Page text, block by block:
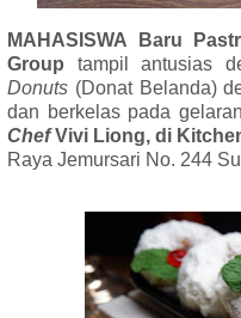
MAHASISWA Baru
Group tampil antusias
Donuts (Donat Belanda)
dan berkelas pada gelaran
ChefVivi Liong, di
Raya Jemursari No. 244